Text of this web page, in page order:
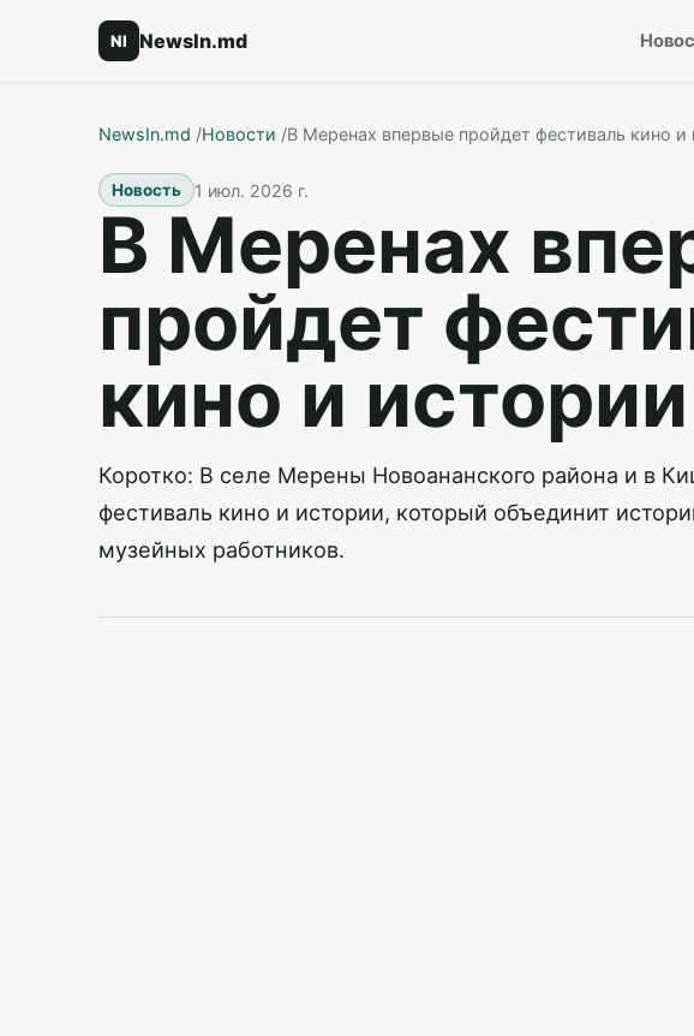
NI NewsIn.md
NewsIn.md /Новости /В Меренах впервые пройдет фестиваль кино и
Новость 1 июл. 2026 г.
В Меренах
пройдет
кино и истории
Коротко: В селе Мерены Новоананского района и в
фестиваль кино и истории, который объединит
музейных работников.